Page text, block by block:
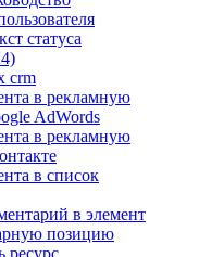
статуса
crm
в рекламную
AdWords
в рекламную
в список
в элемент
позицию
ресурс